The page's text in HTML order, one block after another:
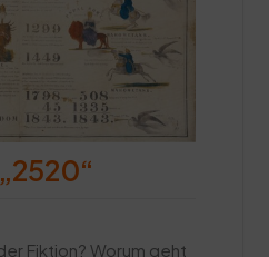
Fiktion? Worum geht